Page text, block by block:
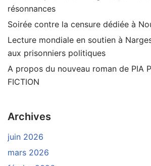
résonnances
Soirée contre la censure dédiée à
Lecture mondiale en soutien à
aux prisonniers politiques
A propos du nouveau roman de PIA
FICTION
Archives
juin 2026
mars 2026